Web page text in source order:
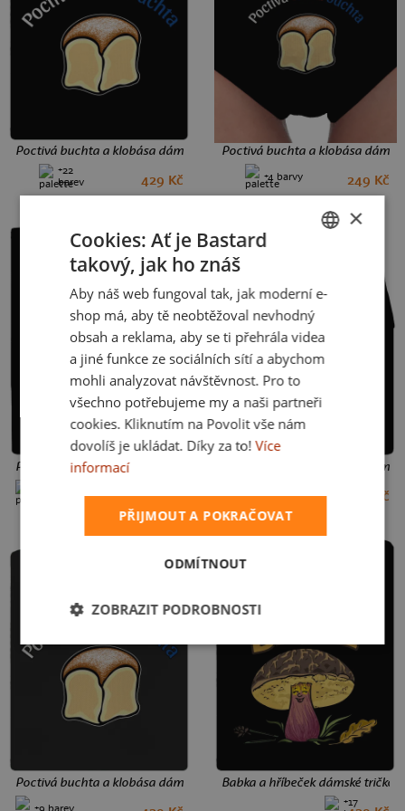
XS S M XXL
Poctivá buchta a klobása dámské tričko Black
+22
barev
429 Kč S M L XXL
Poctivá buchta a klobása
+4 barvy 249 Kč
M L
Poctivá buchta a klobása dámská mikina na zip Black
799 Kč M L
Poctivá buchta a klobása
449 Kč
Poctivá buchta a klobása dámské sportovní tričko Black
+9 barev
Babka a hříbeček dámské tričko
+17
SLOVAK
×
Cookies: Ať je Bastard
takový, jak ho znáš
Aby náš web fungoval tak, jak moderní e-
shop má, aby tě neobtěžoval nevhodný
obsah a reklama, aby se ti přehrála videa
a jiné funkce ze sociálních sítí a abychom
mohli analyzovat návštěvnost. Pro to
všechno potřebujeme my a naši partneři
cookies. Kliknutím na Povolit vše nám
dovolíš je ukládat. Díky za to! Více
informací
PŘIJMOUT A POKRAČOVAT
ODMÍTNOUT
ZOBRAZIT PODROBNOSTI